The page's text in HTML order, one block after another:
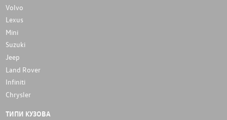
Volvo
Lexus
Mini
Suzuki
Jeep
Land Rover
Infiniti
Chrysler
ТИПИ КУЗОВА